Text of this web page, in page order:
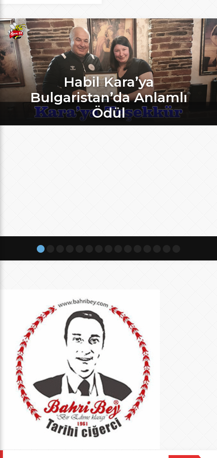
Habil Kara’ya
Bulgaristan’da Anlamlı
Ödül